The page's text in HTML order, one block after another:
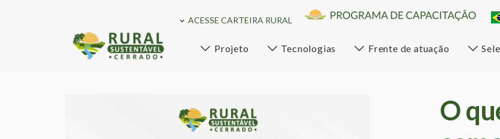
ACESSE CARTEIRA RURAL
Projeto Tecnologias Frente de atuação
O